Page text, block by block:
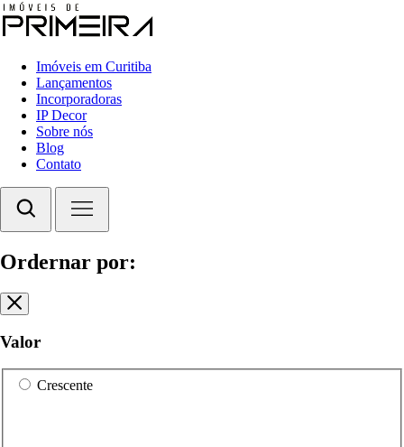
Imóveis em Curitiba
Lançamentos
Incorporadoras
IP Decor
Sobre nós
Blog
Contato
Ordernar por:
Valor
Crescente